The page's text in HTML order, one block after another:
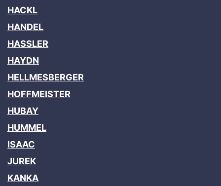
HACKL
HANDEL
HASSLER
HAYDN
HELLMESBERGER
HOFFMEISTER
HUBAY
HUMMEL
ISAAC
JUREK
KANKA